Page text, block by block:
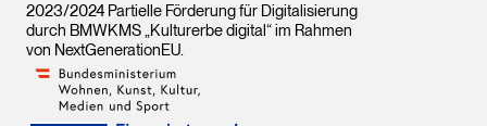
2023/2024 Partielle Förderung für Digitalisierung
durch BMWKMS „Kulturerbe digital“ im Rahmen
von NextGenerationEU.